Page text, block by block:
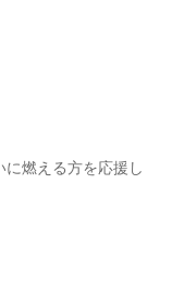
に燃える方を応援し